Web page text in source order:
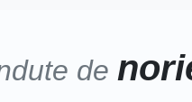
de